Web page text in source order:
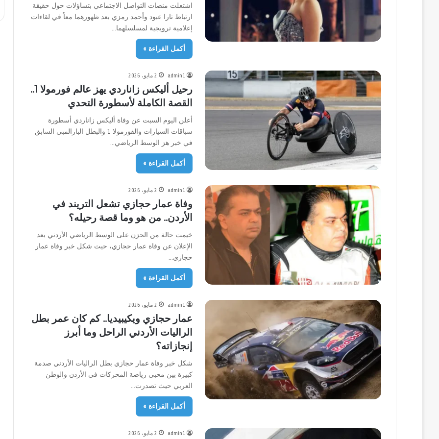
اشتعلت منصات التواصل الاجتماعي بتساؤلات حول حقيقة
ارتباط تارا عبود وأحمد رمزي بعد ظهورهما معاً في لقاءات
إعلامية ترويجية لمسلسلهما…
أكمل القراءة »
admin1 2 مايو، 2026
رحيل أليكس زاناردي يهز عالم فورمولا 1..
القصة الكاملة لأسطورة التحدي
أعلن اليوم السبت عن وفاة أليكس زاناردي أسطورة
سباقات السيارات والفورمولا 1 والبطل البارالمبي السابق
في خبر هز الوسط الرياضي…
أكمل القراءة »
admin1 2 مايو، 2026
وفاة عمار حجازي تشعل التريند في
الأردن.. من هو وما قصة رحيله؟
خيمت حالة من الحزن على الوسط الرياضي الأردني بعد
الإعلان عن وفاة عمار حجازي، حيث شكل خبر وفاة عمار
حجازي…
أكمل القراءة »
admin1 2 مايو، 2026
عمار حجازي ويكيبيديا.. كم كان عمر بطل
الراليات الأردني الراحل وما أبرز
إنجازاته؟
شكل خبر وفاة عمار حجازي بطل الراليات الأردني صدمة
كبيرة بين محبي رياضة المحركات في الأردن والوطن
العربي حيث تصدرت…
أكمل القراءة »
admin1 2 مايو، 2026